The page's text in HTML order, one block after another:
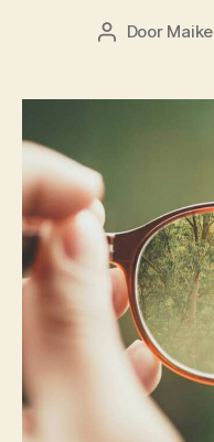
Berichtauteur
Door Maike